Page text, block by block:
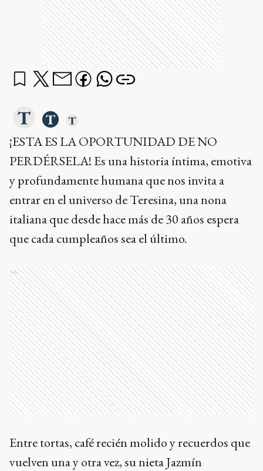
¡ESTA ES LA OPORTUNIDAD DE NO
PERDÉRSELA! Es una historia íntima, emotiva
y profundamente humana que nos invita a
entrar en el universo de Teresina, una nona
italiana que desde hace más de 30 años espera
que cada cumpleaños sea el último.
Ads
Entre tortas, café recién molido y recuerdos que
vuelven una y otra vez, su nieta Jazmín